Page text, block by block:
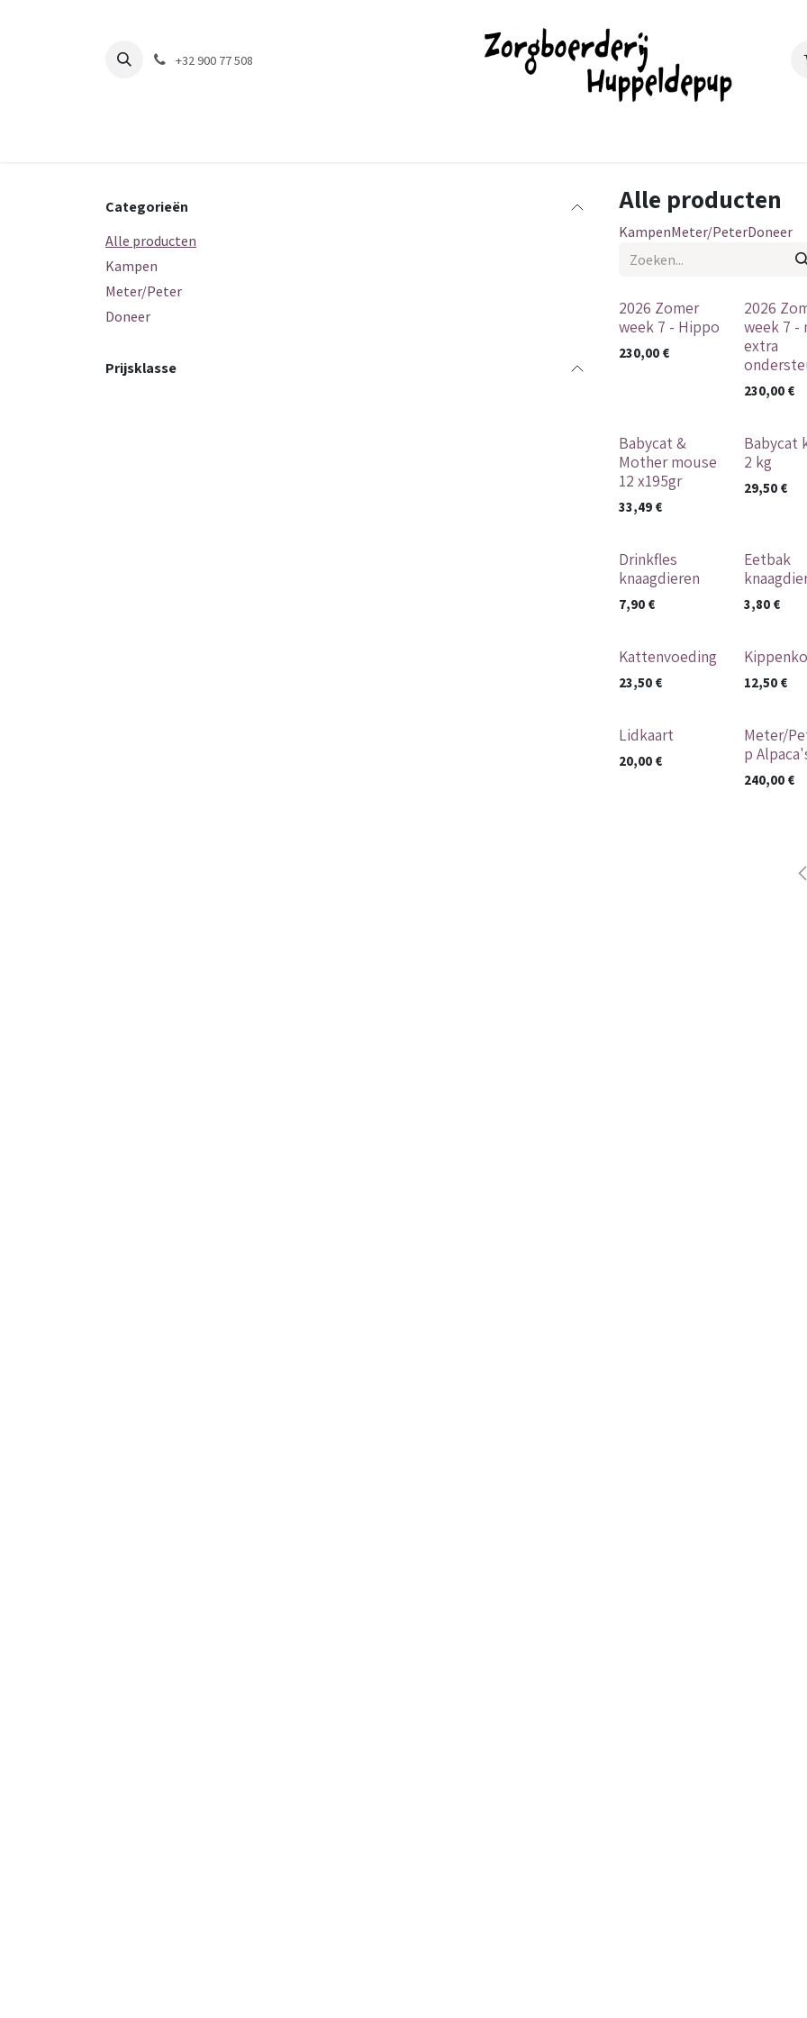
+32 900 77 508
Categorieën
Alle producten
Kampen
Meter/Peter
Doneer
Prijsklasse
Alle producten
KampenMeter/PeterDoneer
2026 Zomer
week 7 - Hippo
230,00 €
2026
week 7 -
extra
230,00€
Babycat &
Mother mouse
12 x195gr
33,49 €
Babycat
2 kg
29,50€
Drinkfles
knaagdieren
7,90 €
Eetbak
3,80€
Kattenvoeding
23,50 € 12,50€
Lidkaart
20,00 €
Meter/
p
240,00€